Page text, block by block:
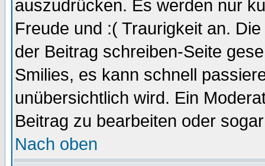
auszudrücken. Es werden nur
Freude und :( Traurigkeit an.
der Beitrag schreiben-Seite
Smilies, es kann schnell
unübersichtlich wird. Ein
Beitrag zu bearbeiten oder
Nach oben